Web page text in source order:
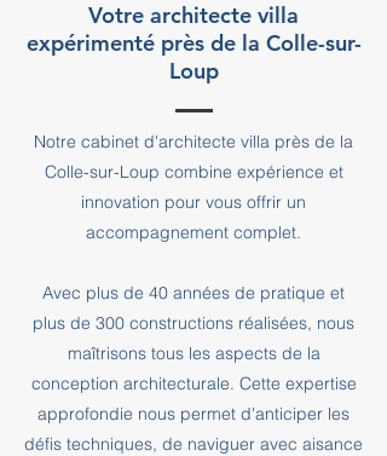
Votre architecte villa
expérimenté près de la Colle-sur-
Loup
Notre cabinet d'architecte villa près de la
Colle-sur-Loup combine expérience et
innovation pour vous offrir un
accompagnement complet.
Avec plus de 40 années de pratique et
plus de 300 constructions réalisées, nous
maîtrisons tous les aspects de la
conception architecturale. Cette expertise
approfondie nous permet d'anticiper les
défis techniques, de naviguer avec aisance